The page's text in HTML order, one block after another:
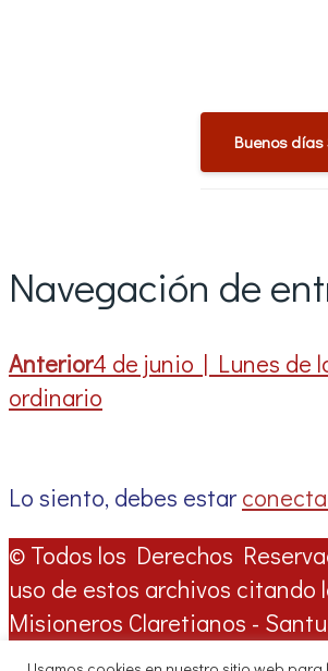
Buenos días
Navegación de
Anterior4 de junio | Lunes de
ordinario
Lo siento, debes estar
© Todos los Derechos
uso de estos archivos citando
Misioneros Claretianos -
Teléfono directo a Radio